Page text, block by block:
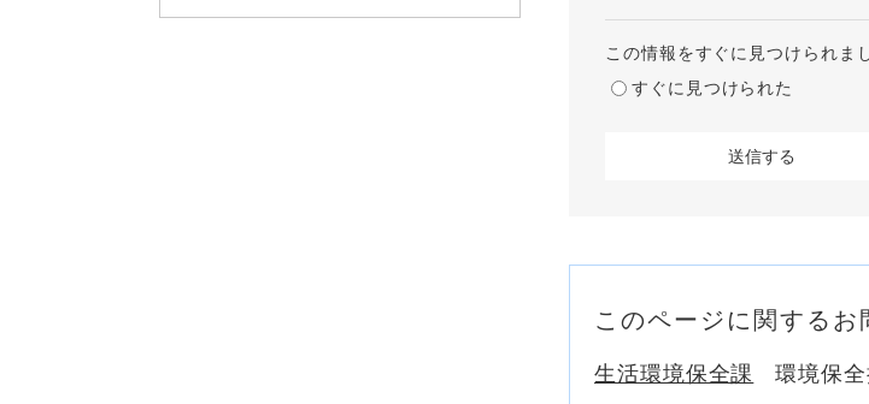
この情報をすぐに見つけられま
すぐに見つけられた
このページに関するお
生活環境保全課 環境保